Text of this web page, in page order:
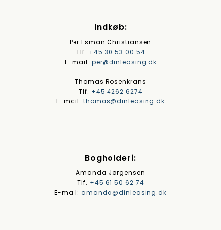
Indkøb:
Per Esman Christiansen
Tlf. +45 30 53 00 54
E-mail: per@dinleasing.dk
Thomas Rosenkrans
Tlf. +45 4262 6274
E-mail: thomas@dinleasing.dk
Bogholderi:
Amanda Jørgensen
Tlf. +45 61 50 62 74
E-mail: amanda@dinleasing.dk